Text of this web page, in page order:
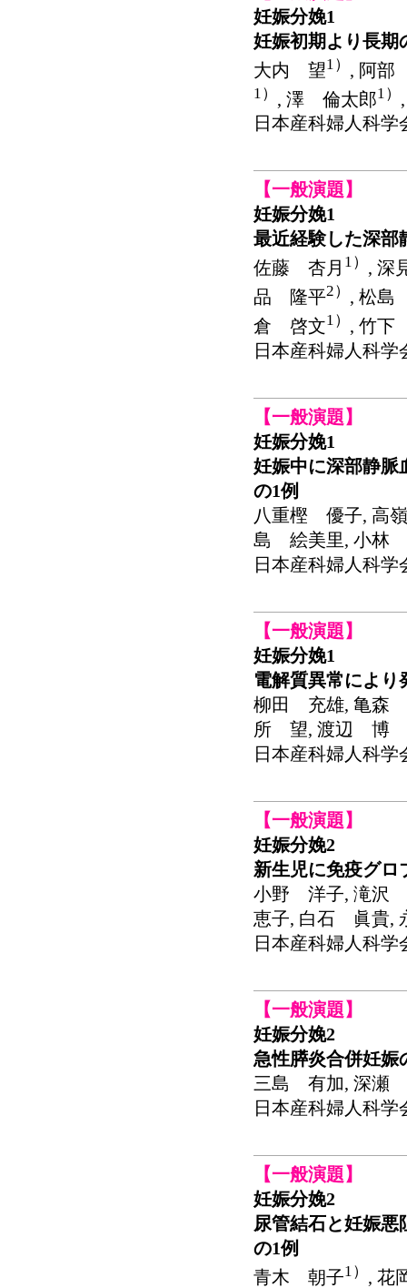
妊娠分娩1
妊娠初期より長期
大内 望1） , 阿
1） , 澤 倫太郎1）
日本産科婦人科学
【一般演題】
妊娠分娩1
最近経験した深部
佐藤 杏月 1） , 深
品 隆平2） , 松
倉 啓文1） , 竹
日本産科婦人科学
【一般演題】
妊娠分娩1
妊娠中に深部静
の1例
八重樫 優子, 高
島 絵美里, 小林
日本産科婦人科学
【一般演題】
妊娠分娩1
電解質異常により
柳田 充雄, 亀森
所 望, 渡辺 博
日本産科婦人科学
【一般演題】
妊娠分娩2
新生児に免疫グロ
小野 洋子, 滝沢
恵子, 白石 眞貴,
日本産科婦人科学
【一般演題】
妊娠分娩2
急性膵炎合併妊娠
三島 有加, 深瀬
日本産科婦人科学
【一般演題】
妊娠分娩2
尿管結石と妊娠悪
の1例
青木 朝子1） , 花